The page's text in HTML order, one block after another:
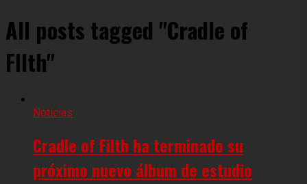
All posts tagged "Cradle of
FIlth"
Noticias
Cradle of Filth ha terminado su
próximo nuevo álbum de estudio